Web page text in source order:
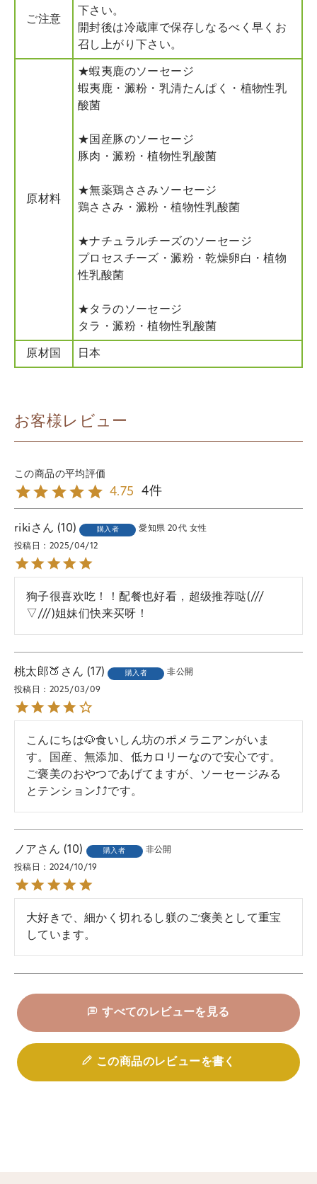
ご注意
下さい。
開封後は冷蔵庫で保存しなるべく早くお
召し上がり下さい。
原材料
★蝦夷鹿のソーセージ
蝦夷鹿・澱粉・乳清たんぱく・植物性乳
酸菌
★国産豚のソーセージ
豚肉・澱粉・植物性乳酸菌
★無薬鶏ささみソーセージ
鶏ささみ・澱粉・植物性乳酸菌
★ナチュラルチーズのソーセージ
プロセスチーズ・澱粉・乾燥卵白・植物
性乳酸菌
★タラのソーセージ
タラ・澱粉・植物性乳酸菌
原材国 日本
お客様レビュー
4.75 4
riki 10 購入者 愛知県 20代 女性
投稿日 2025/04/12
狗子很喜欢吃！！配餐也好看，超级推荐哒(///
▽///)姐妹们快来买呀！
桃太郎🍑 17 購入者 非公開
投稿日 2025/03/09
こんにちは🐶食いしん坊のポメラニアンがいま
す。国産、無添加、低カロリーなので安心です。
ご褒美のおやつであげてますが、ソーセージみる
とテンション⤴️⤴️です。
ノア 10 購入者 非公開
投稿日 2024/10/19
大好きで、細かく切れるし躾のご褒美として重宝
しています。
すべてのレビューを見る
この商品のレビューを書く